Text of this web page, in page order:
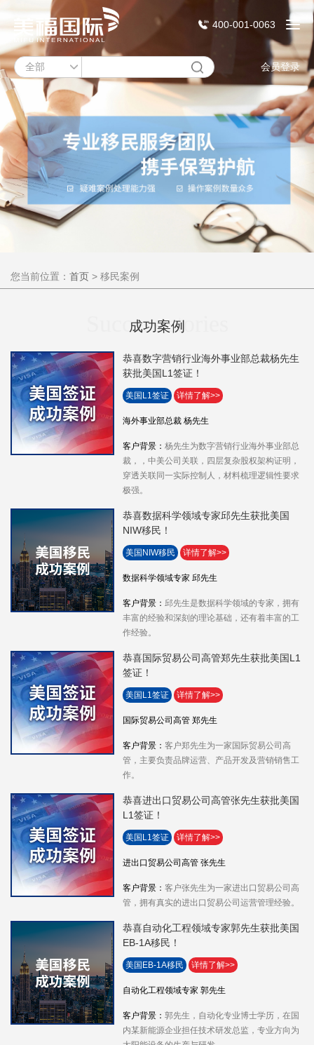
400-001-0063
会员登录
您当前位置： 首页 > 移民案例
Success stories
成功案例
恭喜数字营销行业海外事业部总裁杨先生
获批美国L1签证！
美国L1签证 详情了解>>
海外事业部总裁 杨先生
客户背景： 杨先生为数字营销行业海外事业部总
裁，，中美公司关联，四层复杂股权架构证明，
穿透关联同一实际控制人，材料梳理逻辑性要求
极强。
恭喜数据科学领域专家邱先生获批美国
NIW移民！
美国NIW移民 详情了解>>
数据科学领域专家 邱先生
客户背景： 邱先生是数据科学领域的专家，拥有
丰富的经验和深刻的理论基础，还有着丰富的工
作经验。
恭喜国际贸易公司高管郑先生获批美国L1
签证！
美国L1签证 详情了解>>
国际贸易公司高管 郑先生
客户背景： 客户郑先生为一家国际贸易公司高
管，主要负责品牌运营、产品开发及营销销售工
作。
恭喜进出口贸易公司高管张先生获批美国
L1签证！
美国L1签证 详情了解>>
进出口贸易公司高管 张先生
客户背景： 客户张先生为一家进出口贸易公司高
管，拥有真实的进出口贸易公司运营管理经验。
恭喜自动化工程领域专家郭先生获批美国
EB-1A移民！
美国EB-1A移民 详情了解>>
自动化工程领域专家 郭先生
客户背景： 郭先生，自动化专业博士学历，在国
内某新能源企业担任技术研发总监，专业方向为